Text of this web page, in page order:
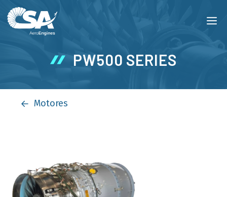
Saltar
al
contenido
PW500 SERIES
Motores